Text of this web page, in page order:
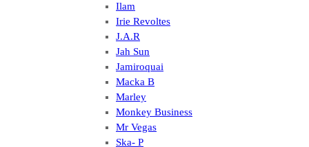
Ilam
Irie Revoltes
J.A.R
Jah Sun
Jamiroquai
Macka B
Marley
Monkey Business
Mr Vegas
Ska- P